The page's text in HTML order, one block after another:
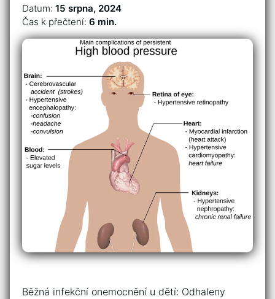
Datum: 15 srpna, 2024
Čas k přečtení: 6 min.
Běžná infekční onemocnění​ u dětí: Odhaleny